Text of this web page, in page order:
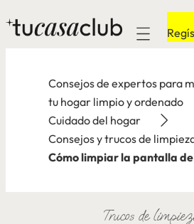
Mobile
Consejos de expertos para
tu hogar limpio y ordenado
Cuidado del hogar
Consejos y trucos de
Cómo limpiar la pantalla
Trucos de